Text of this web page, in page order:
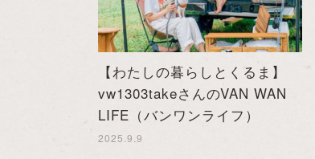
【わたしの暮らしとくるま】
vw1303takeさんのVAN WAN
LIFE（バンワンライフ）
2025.9.9